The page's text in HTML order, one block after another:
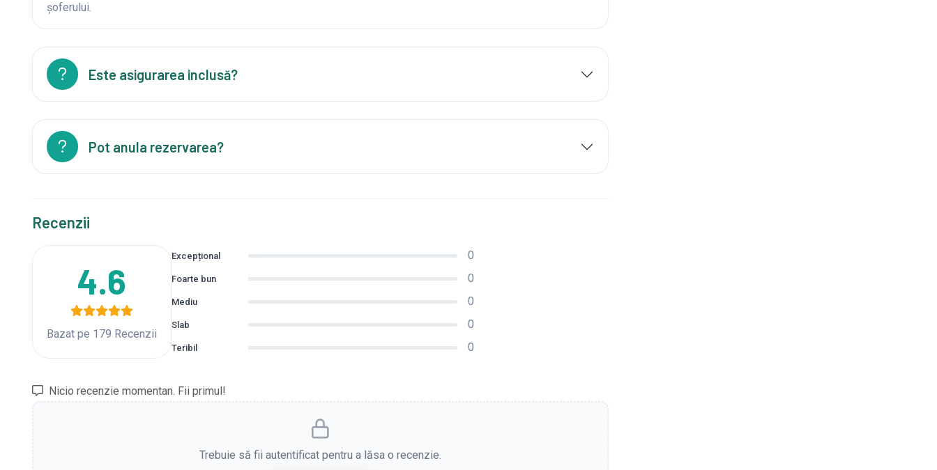
șoferului.
Este asigurarea inclusă?
Pot anula rezervarea?
Recenzii
4.6
Bazat pe 179 Recenzii
Excepțional 0
Foarte bun 0
Mediu 0
Slab 0
Teribil 0
Nicio recenzie momentan. Fii primul!
Trebuie să fii autentificat pentru a lăsa o recenzie.